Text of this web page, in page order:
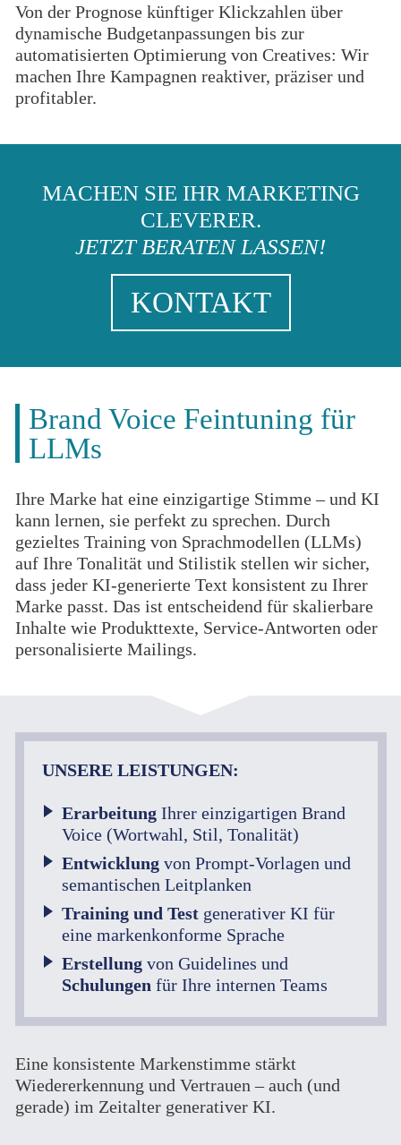
Von der Prognose künftiger Klickzahlen über
dynamische Budgetanpassungen bis zur
automatisierten Optimierung von Creatives: Wir
machen Ihre Kampagnen reaktiver, präziser und
profitabler.
MACHEN SIE IHR MARKETING
CLEVERER.
JETZT BERATEN LASSEN!
KONTAKT
Brand Voice Feintuning für
LLMs
Ihre Marke hat eine einzigartige Stimme – und KI
kann lernen, sie perfekt zu sprechen. Durch
gezieltes Training von Sprachmodellen (LLMs)
auf Ihre Tonalität und Stilistik stellen wir sicher,
dass jeder KI-generierte Text konsistent zu Ihrer
Marke passt. Das ist entscheidend für skalierbare
Inhalte wie Produkttexte, Service-Antworten oder
personalisierte Mailings.
UNSERE LEISTUNGEN:
ErarbeitungIhrer einzigartigen Brand
Voice (Wortwahl, Stil, Tonalität)
Entwicklungvon Prompt-Vorlagen und
semantischen Leitplanken
Training und Testgenerativer KI für
eine markenkonforme Sprache
Erstellungvon Guidelines und
Schulungen für Ihre internen Teams
Eine konsistente Markenstimme stärkt
Wiedererkennung und Vertrauen – auch (und
gerade) im Zeitalter generativer KI.